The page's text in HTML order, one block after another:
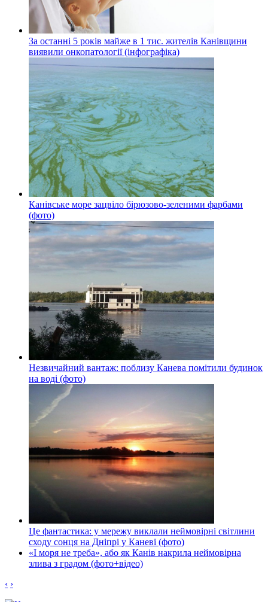
За останні 5 років майже в 1 тис. жителів Канівщини
виявили онкопатології (інфографіка)
Канівське море зацвіло бірюзово-зеленими фарбами
(фото)
Незвичайний вантаж: поблизу Канева помітили будинок
на воді (фото)
Це фантастика: у мережу виклали неймовірні світлини
сходу сонця на Дніпрі у Каневі (фото)
«І моря не треба», або як Канів накрила неймовірна
злива з градом (фото+відео)
‹ ›